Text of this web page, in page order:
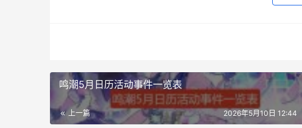
鸣潮5月日历活动事件一览表
上一篇 2026年5月10日 12:44